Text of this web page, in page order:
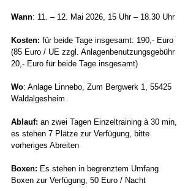
Wann: 11. – 12. Mai 2026, 15 Uhr – 18.30 Uhr
Kosten: für beide Tage insgesamt: 190,- Euro
(85 Euro / UE zzgl. Anlagenbenutzungsgebühr
20,- Euro für beide Tage insgesamt)
Wo: Anlage Linnebo, Zum Bergwerk 1, 55425
Waldalgesheim
Ablauf: an zwei Tagen Einzeltraining à 30 min,
es stehen 7 Plätze zur Verfügung, bitte
vorheriges Abreiten
Boxen: Es stehen in begrenztem Umfang
Boxen zur Verfügung, 50 Euro / Nacht